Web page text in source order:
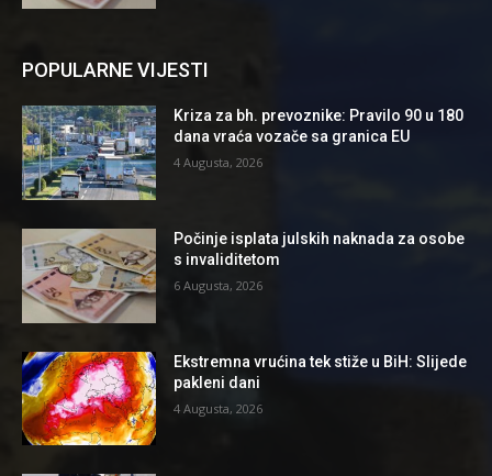
POPULARNE VIJESTI
Kriza za bh. prevoznike: Pravilo 90 u 180
dana vraća vozače sa granica EU
4 Augusta, 2026
Počinje isplata julskih naknada za osobe
s invaliditetom
6 Augusta, 2026
Ekstremna vrućina tek stiže u BiH: Slijede
pakleni dani
4 Augusta, 2026